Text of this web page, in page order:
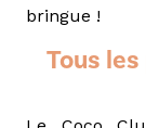
bringue !
Tous